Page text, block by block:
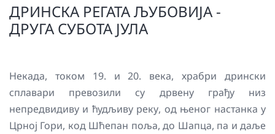
ДРИНСКА РЕГАТА ЉУБОВИЈА -
ДРУГА СУБОТА ЈУЛА
Некада, током 19. и 20. века, храбри дрински
сплавари превозили су дрвену грађу низ
непредвидиву и ћудљиву реку, од њеног настанка у
Црној Гори, код Шћепан поља, до Шапца, па и даље